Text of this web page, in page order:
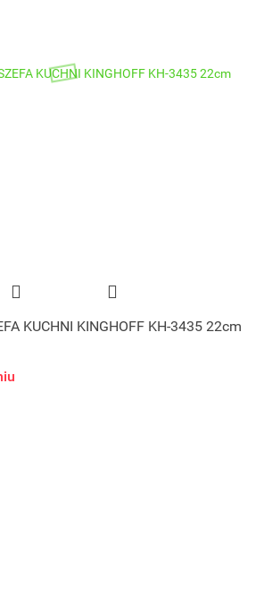
KUCHNI KINGHOFF KH-3435 22cm